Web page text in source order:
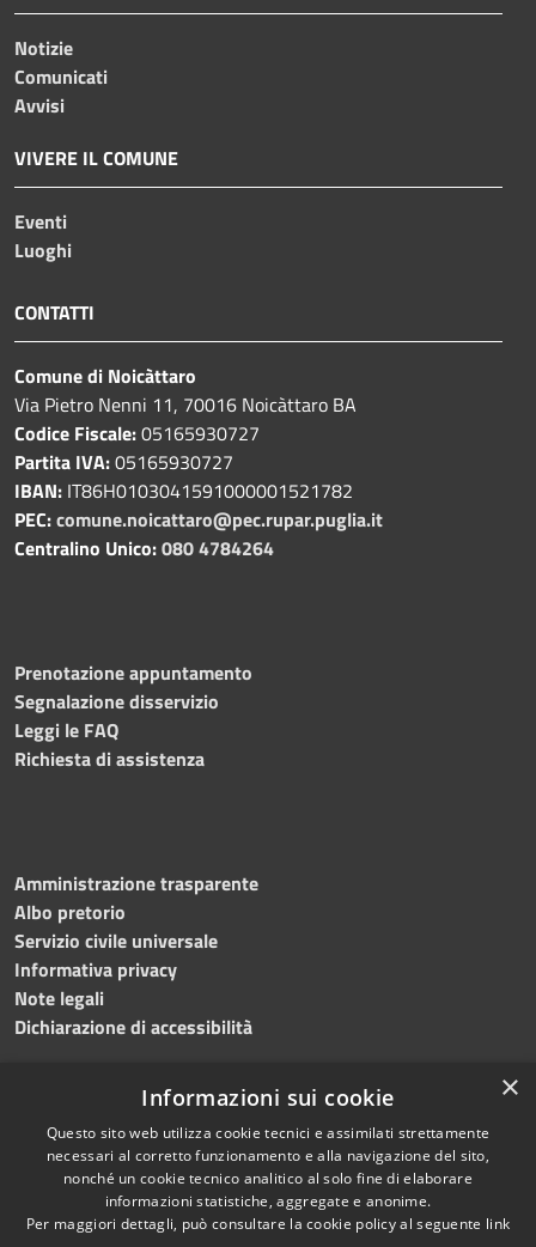
Notizie
Comunicati
Avvisi
VIVERE IL COMUNE
Eventi
Luoghi
CONTATTI
Comune di Noicàttaro
Via Pietro Nenni 11, 70016 Noicàttaro BA
Codice Fiscale:05165930727
Partita IVA:05165930727
IBAN: IT86H0103041591000001521782
PEC:comune.noicattaro@pec.rupar.puglia.it
Centralino Unico:080 4784264
Prenotazione appuntamento
Segnalazione disservizio
Leggi le FAQ
Richiesta di assistenza
Amministrazione trasparente
Albo pretorio
Servizio civile universale
Informativa privacy
Note legali
Dichiarazione di accessibilità
RSS
Accessibilità
Cookie
Copyright © 2023 •
Comune di Noicàttaro
Powered byMunicipium
Redazione•Portale
×
Informazioni sui cookie
Questo sito web utilizza cookie tecnici e assimilati strettamente
necessari al corretto funzionamento e alla navigazione del sito,
nonché un cookie tecnico analitico al solo fine di elaborare
informazioni statistiche, aggregate e anonime.
Per maggiori dettagli, può consultare la cookie policy al seguente link